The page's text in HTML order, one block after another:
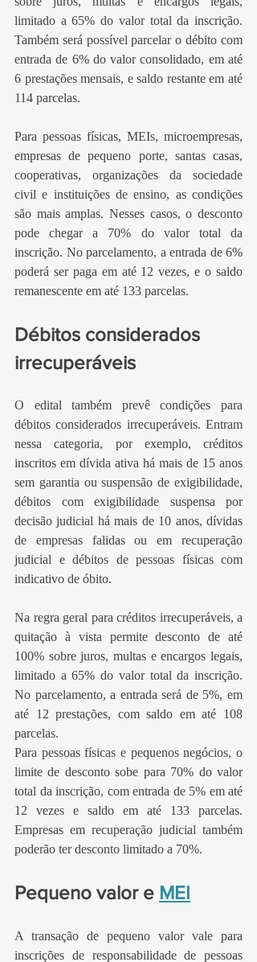
limitado a 65% do valor total da inscrição.
Também será possível parcelar o débito com
entrada de 6% do valor consolidado, em até
6 prestações mensais, e saldo restante em até
114 parcelas.
Para pessoas físicas, MEIs, microempresas,
empresas de pequeno porte, santas casas,
cooperativas, organizações da sociedade
civil e instituições de ensino, as condições
são mais amplas. Nesses casos, o desconto
pode chegar a 70% do valor total da
inscrição. No parcelamento, a entrada de 6%
poderá ser paga em até 12 vezes, e o saldo
remanescente em até 133 parcelas.
Débitos considerados
irrecuperáveis
O edital também prevê condições para
débitos considerados irrecuperáveis. Entram
nessa categoria, por exemplo, créditos
inscritos em dívida ativa há mais de 15 anos
sem garantia ou suspensão de exigibilidade,
débitos com exigibilidade suspensa por
decisão judicial há mais de 10 anos, dívidas
de empresas falidas ou em recuperação
judicial e débitos de pessoas físicas com
indicativo de óbito.
Na regra geral para créditos irrecuperáveis, a
quitação à vista permite desconto de até
100% sobre juros, multas e encargos legais,
limitado a 65% do valor total da inscrição.
No parcelamento, a entrada será de 5%, em
até 12 prestações, com saldo em até 108
parcelas.
Para pessoas físicas e pequenos negócios, o
limite de desconto sobe para 70% do valor
total da inscrição, com entrada de 5% em até
12 vezes e saldo em até 133 parcelas.
Empresas em recuperação judicial também
poderão ter desconto limitado a 70%.
Pequeno valor e MEI
A transação de pequeno valor vale para
inscrições de responsabilidade de pessoas